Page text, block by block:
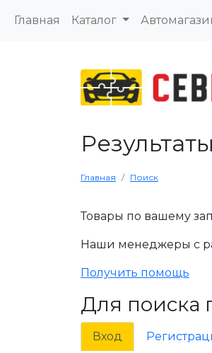
Главная Каталог
Главная Поиск
Товары по вашему
Наши менеджеры с
Получить помощь
Для поиска
Вход